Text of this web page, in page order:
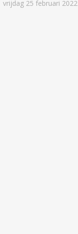
vrijdag 25 februari 2022